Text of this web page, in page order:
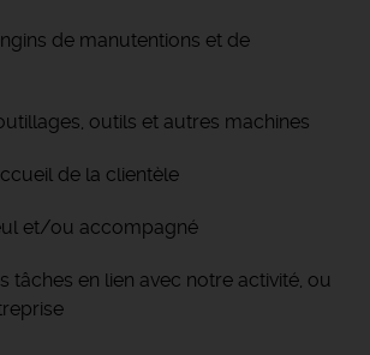
de manutentions et de
outils et autres machines
de la clientèle
et/ou accompagné
en lien avec notre activité, ou